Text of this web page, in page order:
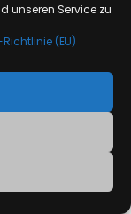
unseren Service zu
(EU)